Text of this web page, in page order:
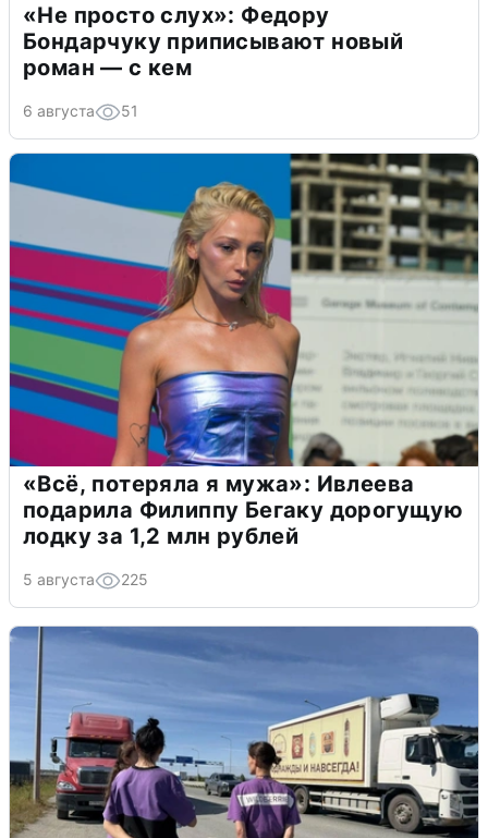
«Не просто слух»: Федору
Бондарчуку приписывают новый
роман — с кем
6 августа 51
«Всё, потеряла я мужа»: Ивлеева
подарила Филиппу Бегаку дорогущую
лодку за 1,2 млн рублей
5 августа 225